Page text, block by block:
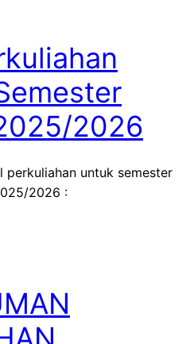
2026
perkuliahan untuk semester
2026 :